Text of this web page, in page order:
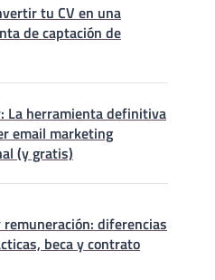
tu CV en una
de captación de
La herramienta definitiva
email marketing
(y gratis)
remuneración: diferencias
beca y contrato